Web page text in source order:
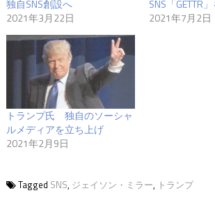
独自SNS創設へ
2021年3月22日
SNS「GETTR
2021年7月2日
トランプ氏 独自のソーシャ
ルメディアを立ち上げ
2021年2月9日
Tagged SNS, ​ジェイソン​・ミラー, トランプ